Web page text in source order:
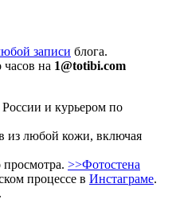
записи блога.
на 1@totibi.com
и курьером по
из любой кожи, включая
>>Фотостена
процессе в Инстаграме.
.